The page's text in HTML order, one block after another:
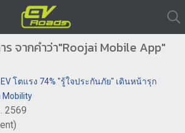
ร จากคำว่า"Roojai Mobile App"
โตแรง 74% "รู้ใจประกันภัย" เดินหน้ารุก
Mobility
2569